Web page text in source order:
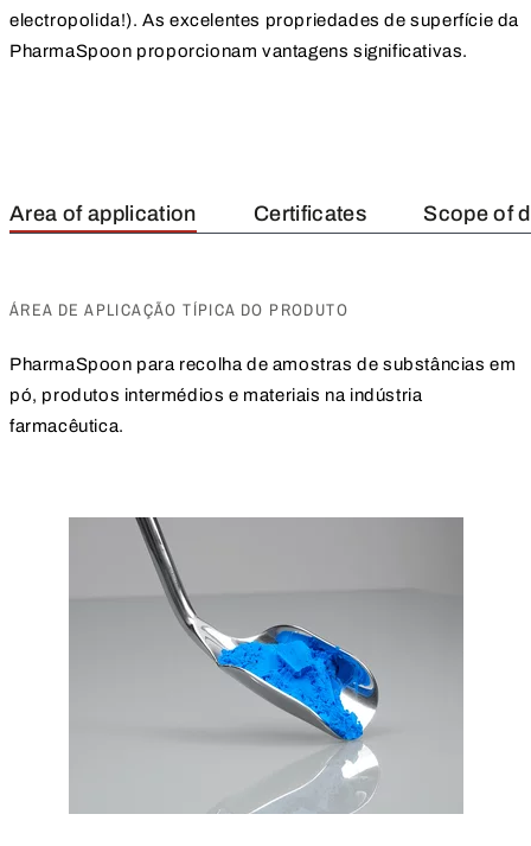
electropolida!). As excelentes propriedades de superfície da
PharmaSpoon proporcionam vantagens significativas.
Area of application Certificates Scope of
ÁREA DE APLICAÇÃO TÍPICA DO PRODUTO
PharmaSpoon para recolha de amostras de substâncias em
pó, produtos intermédios e materiais na indústria
farmacêutica.